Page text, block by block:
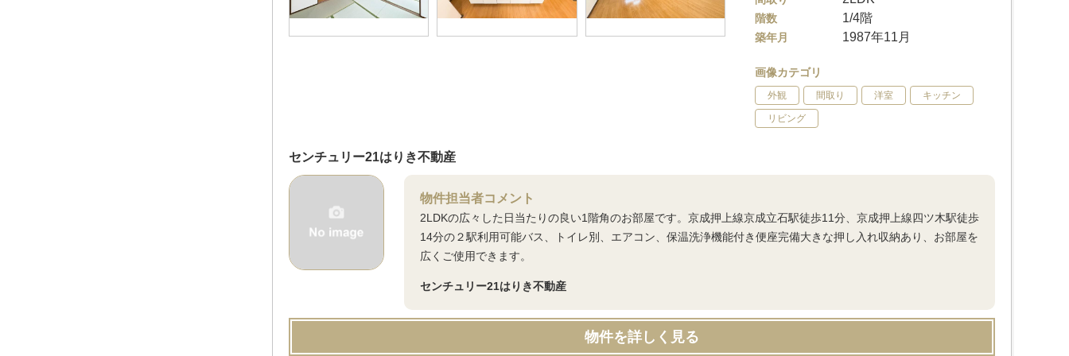
階数 1/4階
築年月 1987年11月
画像カテゴリ
外観 間取り 洋室 キッチン
リビング
センチュリー21はりき不動産
物件担当者コメント
2LDKの広々した日当たりの良い1階角のお部屋です。京成押上線京成立石駅徒歩11分、京成押上線四ツ木駅徒歩
14分の２駅利用可能バス、トイレ別、エアコン、保温洗浄機能付き便座完備大きな押し入れ収納あり、お部屋を
広くご使用できます。
センチュリー21はりき不動産
物件を詳しく見る